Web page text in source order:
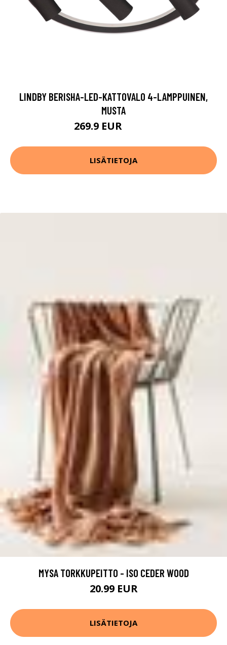
LINDBY BERISHA-LED-KATTOVALO 4-LAMPPUINEN,
MUSTA
269.9 EUR
LISÄTIETOJA
MYSA TORKKUPEITTO - ISO CEDER WOOD
20.99 EUR
LISÄTIETOJA